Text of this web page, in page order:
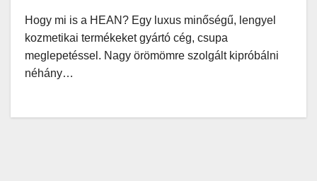
Hogy mi is a HEAN? Egy luxus minőségű, lengyel
kozmetikai termékeket gyártó cég, csupa
meglepetéssel. Nagy örömömre szolgált kipróbálni
néhány…